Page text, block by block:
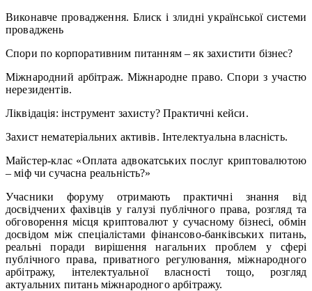
Виконавче провадження. Блиск і злидні української системи
проваджень
Спори по корпоративним питанням – як захистити бізнес?
Міжнародний арбітраж. Міжнародне право. Спори з участю
нерезидентів.
Ліквідація: інструмент захисту? Практичні кейси.
Захист нематеріальних активів. Інтелектуальна власність.
Майстер-клас «Оплата адвокатських послуг криптовалютою
– міф чи сучасна реальність?»
Учасники форуму отримають практичні знання від
досвідчених фахівців у галузі публічного права, розгляд та
обговорення місця криптовалют у сучасному бізнесі, обмін
досвідом між спеціалістами фінансово-банківських питань,
реальні поради вирішення нагальних проблем у сфері
публічного права, приватного регулювання, міжнародного
арбітражу, інтелектуальної власності тощо, розгляд
актуальних питань міжнародного арбітражу.